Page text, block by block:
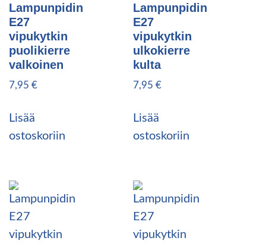
Lampunpidin
E27
vipukytkin
puolikierre
valkoinen
7,95 €
Lisää
ostoskoriin
Lampunpidin
E27
vipukytkin
ulkokierre
kulta
7,95 €
Lisää
ostoskoriin